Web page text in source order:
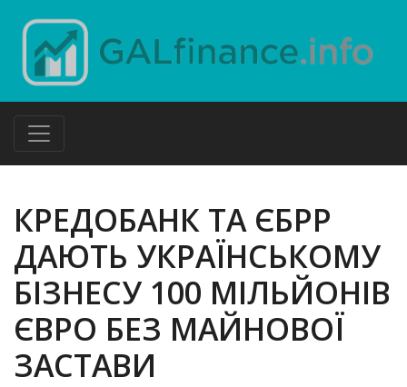
КРЕДОБАНК ТА ЄБРР
ДАЮТЬ УКРАЇНСЬКОМУ
БІЗНЕСУ 100 МІЛЬЙОНІВ
ЄВРО БЕЗ МАЙНОВОЇ
ЗАСТАВИ